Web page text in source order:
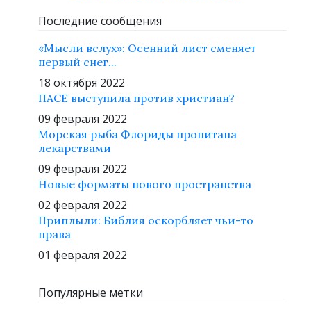
Последние сообщения
«Мысли вслух»: Осенний лист сменяет
первый снег...
18 октября 2022
ПАСЕ выступила против христиан?
09 февраля 2022
Морская рыба Флориды пропитана
лекарствами
09 февраля 2022
Новые форматы нового пространства
02 февраля 2022
Приплыли: Библия оскорбляет чьи-то
права
01 февраля 2022
Популярные метки